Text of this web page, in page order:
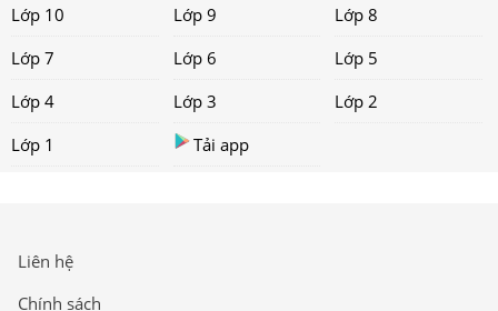
Lớp 10
Lớp 9
Lớp 8
Lớp 7
Lớp 6
Lớp 5
Lớp 4
Lớp 3
Lớp 2
Lớp 1
Tải app
Liên hệ
Chính sách